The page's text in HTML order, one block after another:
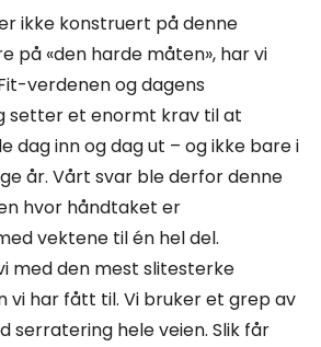
ikke konstruert på denne
på «den harde måten», har vi
verdenen og dagens
setter et enormt krav til at
dag inn og dag ut – og ikke bare i
år. Vårt svar ble derfor denne
hvor håndtaket er
vektene til én hel del.
med den mest slitesterke
vi har fått til. Vi bruker et grep av
serratering hele veien. Slik får